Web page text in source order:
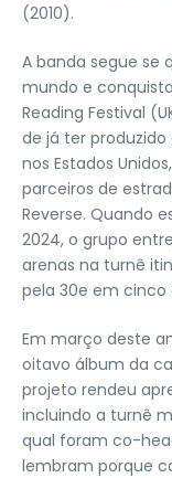
(2010).
A banda segue se
mundo e
Reading Festival
de já ter produzido
nos Estados
parceiros de
Reverse. Quando
2024, o grupo
arenas na turnê
pela 30e em cinco
Em março deste
oitavo álbum da
projeto rendeu
incluindo a turnê
qual foram co-
lembram porque